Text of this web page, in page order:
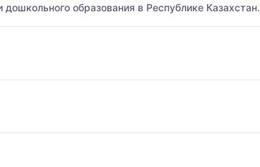
образования в Республике Казахстан.